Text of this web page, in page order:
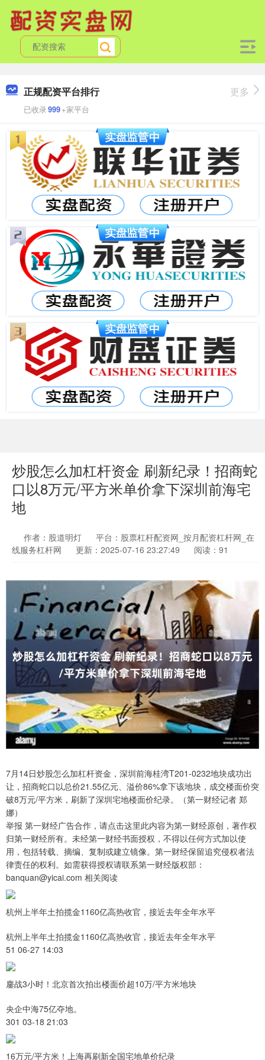
正规配资平台排行
已收录999+家平台
更多
炒股怎么加杠杆资金 刷新纪录！招商蛇
口以8万元/平方米单价拿下深圳前海宅
地
作者：股道明灯
平台：股票杠杆配资网_按月配资杠杆网_在
线服务杠杆网
更新：2025-07-16 23:27:49 阅读：91
7月14日炒股怎么加杠杆资金，深圳前海桂湾T201-0232地块成功出
让，招商蛇口以总价21.55亿元、溢价86%拿下该地块，成交楼面价突
破8万元/平方米，刷新了深圳宅地楼面价纪录。（第一财经记者 郑
娜）
举报 第一财经广告合作，请点击这里此内容为第一财经原创，著作权
归第一财经所有。未经第一财经书面授权，不得以任何方式加以使
用，包括转载、摘编、复制或建立镜像。第一财经保留追究侵权者法
律责任的权利。如需获得授权请联系第一财经版权部：
banquan@yicai.com 相关阅读
杭州上半年土拍揽金1160亿高热收官，接近去年全年水平
杭州上半年土拍揽金1160亿高热收官，接近去年全年水平
51 06-27 14:03
鏖战3小时！北京首次拍出楼面价超10万/平方米地块
央企中海75亿夺地。
301 03-18 21:03
16万元/平方米！上海再刷新全国宅地单价纪录